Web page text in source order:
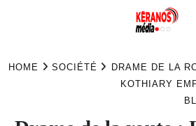
HOME SOCIÉTÉ
DRAME DE LA
KOTHIARY